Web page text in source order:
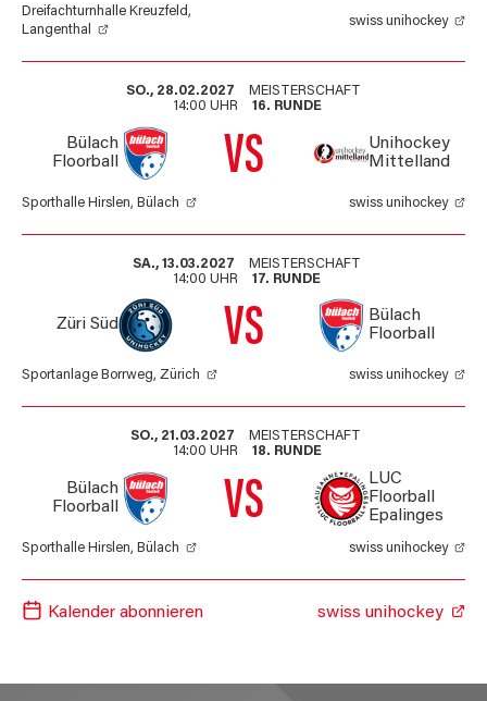
Dreifachturnhalle Kreuzfeld,
Langenthal
swiss unihockey
SO., 28.02.2027
14:00 UHR
Bülach
Floorball
VS
Unihockey
Mittelland
MEISTERSCHAFT
16. RUNDE
Sporthalle Hirslen, Bülach swiss unihockey
SA., 13.03.2027
14:00 UHR
Züri Süd VS
Bülach
Floorball
MEISTERSCHAFT
17. RUNDE
Sportanlage Borrweg, Zürich swiss unihockey
SO., 21.03.2027
14:00 UHR
Bülach
Floorball
VS
LUC
Floorball
Epalinges
MEISTERSCHAFT
18. RUNDE
Sporthalle Hirslen, Bülach swiss unihockey
Kalender abonnieren swiss unihockey